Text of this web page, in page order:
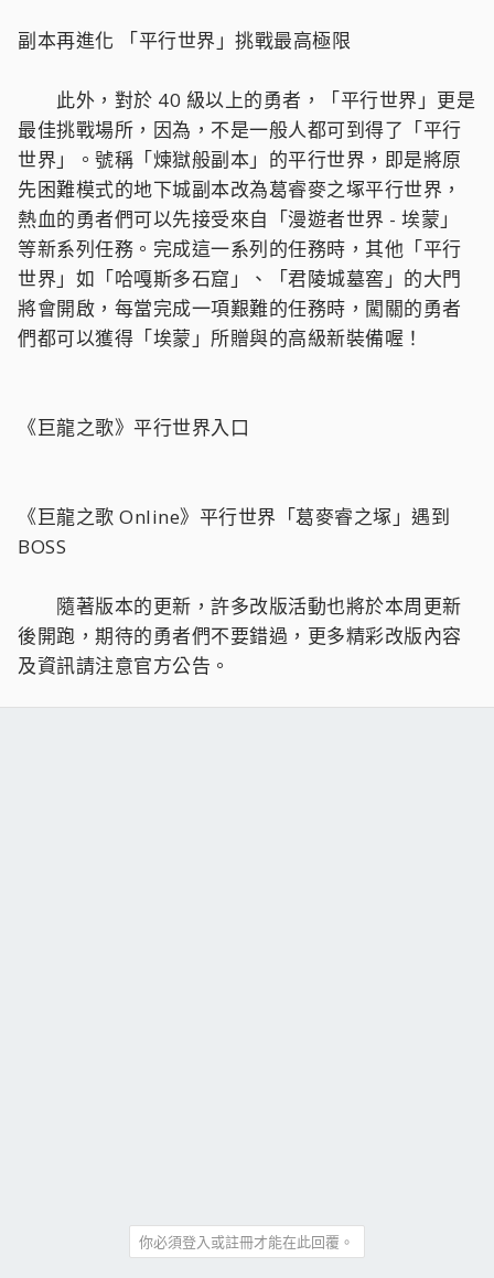
副本再進化 「平行世界」挑戰最高極限
此外，對於 40 級以上的勇者，「平行世界」更是
最佳挑戰場所，因為，不是一般人都可到得了「平行
世界」。號稱「煉獄般副本」的平行世界，即是將原
先困難模式的地下城副本改為葛睿麥之塚平行世界，
熱血的勇者們可以先接受來自「漫遊者世界 - 埃蒙」
等新系列任務。完成這一系列的任務時，其他「平行
世界」如「哈嘎斯多石窟」、「君陵城墓窖」的大門
將會開啟，每當完成一項艱難的任務時，闖關的勇者
們都可以獲得「埃蒙」所贈與的高級新裝備喔！
《巨龍之歌》平行世界入口
《巨龍之歌 Online》平行世界「葛麥睿之塚」遇到
BOSS
隨著版本的更新，許多改版活動也將於本周更新
後開跑，期待的勇者們不要錯過，更多精彩改版內容
及資訊請注意官方公告。
你必須登入或註冊才能在此回覆。